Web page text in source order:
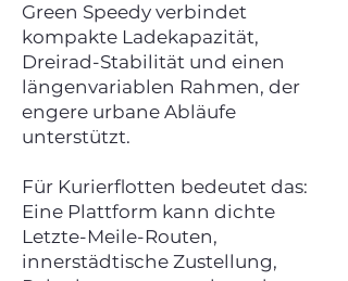
Green Speedy verbindet
kompakte Ladekapazität,
Dreirad-Stabilität und einen
längenvariablen Rahmen, der
engere urbane Abläufe
unterstützt.
Für Kurierflotten bedeutet das:
Eine Plattform kann dichte
Letzte-Meile-Routen,
innerstädtische Zustellung,